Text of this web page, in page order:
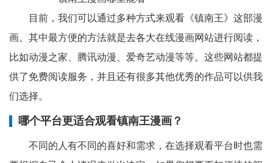
目前，我们可以通过多种方式来观看《镇南王》这部漫
画。其中最方便的方法就是去各大在线漫画网站进行阅读，
比如动漫之家、腾讯动漫、爱奇艺动漫等等。这些网站都提
供了免费阅读服务，并且还有很多其他优秀的作品可以供我
们选择。
哪个平台更适合观看镇南王漫画？
不同的人有不同的喜好和需求，在选择观看平台时也需